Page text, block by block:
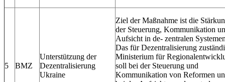
5 BMZ
Unterstützung der
Dezentralisierung
Ukraine
Ziel der Maßnahme ist die
der Steuerung, Kommunikation
Aufsicht in de‐ zentralen
Das für Dezentralisierung
Ministerium für
soll bei der Steuerung und
Kommunikation von Reformen